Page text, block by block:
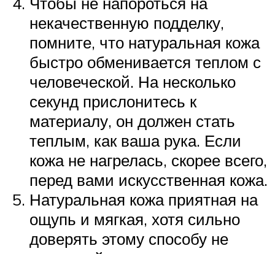
некачественную подделку,
помните, что натуральная кожа
быстро обменивается теплом с
человеческой. На несколько
секунд прислонитесь к
материалу, он должен стать
теплым, как ваша рука. Если
кожа не нагрелась, скорее всего,
перед вами искусственная кожа.
Натуральная кожа приятная на
ощупь и мягкая, хотя сильно
доверять этому способу не